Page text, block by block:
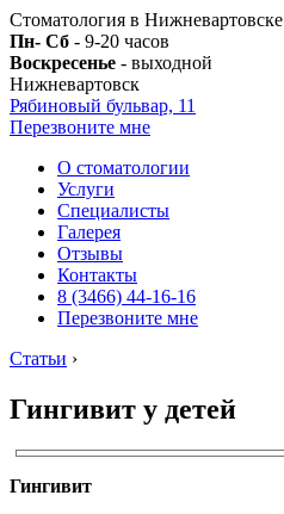
Стоматология в Нижневартовске
Пн- Сб - 9-20 часов
Воскресенье - выходной
Нижневартовск
Рябиновый бульвар, 11
Перезвоните мне
О стоматологии
Услуги
Специалисты
Галерея
Отзывы
Контакты
8 (3466) 44-16-16
Перезвоните мне
Статьи ›
Гингивит у детей
Гингивит